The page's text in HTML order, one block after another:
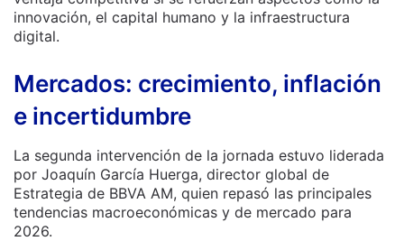
innovación, el capital humano y la infraestructura
digital.
Mercados: crecimiento, inflación
e incertidumbre
La segunda intervención de la jornada estuvo liderada
por Joaquín García Huerga, director global de
Estrategia de BBVA AM, quien repasó las principales
tendencias macroeconómicas y de mercado para
2026.